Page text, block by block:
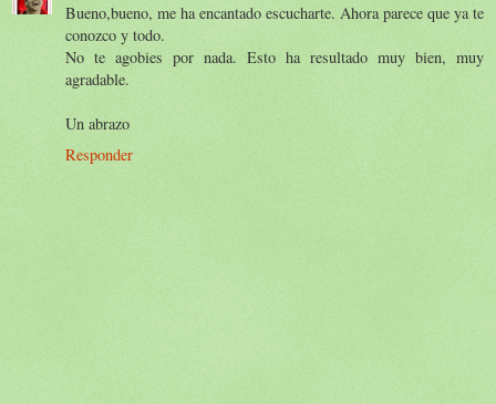
Bueno,bueno, me ha encantado escucharte. Ahora parece que ya te
conozco y todo.
No te agobies por nada. Esto ha resultado muy bien, muy
agradable.
Un abrazo
Responder